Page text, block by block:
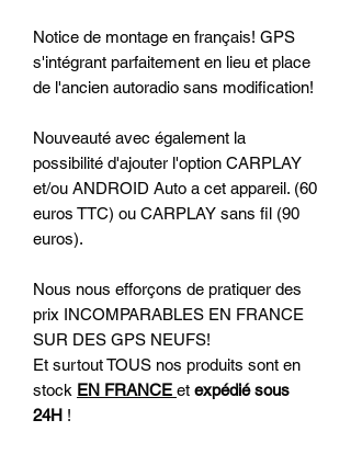
Notice de montage en français! GPS
s'intégrant parfaitement en lieu et place
de l'ancien autoradio sans modification!
Nouveauté avec également la
possibilité d'ajouter l'option CARPLAY
et/ou ANDROID Auto a cet appareil. (60
euros TTC) ou CARPLAY sans fil (90
euros).
Nous nous efforçons de pratiquer des
prix INCOMPARABLES EN FRANCE
SUR DES GPS NEUFS!
Et surtout TOUS nos produits sont en
stock EN FRANCE et expédié sous
24H !